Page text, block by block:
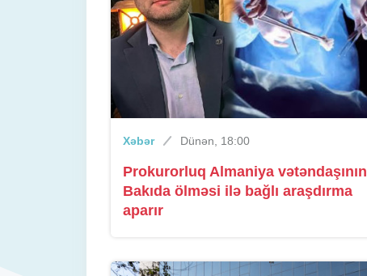
Xəbər Dünən, 18:00
Prokurorluq Almaniya vətəndaşının
Bakıda ölməsi ilə bağlı araşdırma
aparır